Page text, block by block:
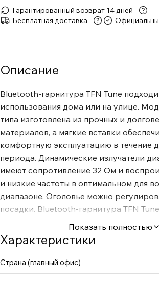
Гарантированный возврат 14 дней
Бесплатная доставка
Описание
Bluetooth-гарнитура TFN Tune
использования дома или на улице.
типа изготовлена из прочных и
материалов, а мягкие вставки
комфортную эксплуатацию в течение
периода. Динамические излучатели
имеют сопротивление 32 Ом и
и низкие частоты в оптимальном для
диапазоне. Оголовье можно
посадки. Bluetooth-гарнитура TFN
синхронизации с различными
числе планшетом, телевизором,
компьютером и другими с поддержкой
Изделие поддерживает всестороннее и
звучание, а встроенный микрофон
Показать полностью
Характеристики
Страна (главный офис)